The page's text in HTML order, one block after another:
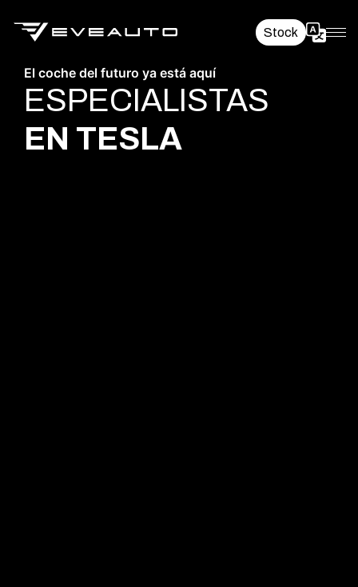
Stock
El coche del futuro ya está aquí
ESPECIALISTAS
EN TESLA